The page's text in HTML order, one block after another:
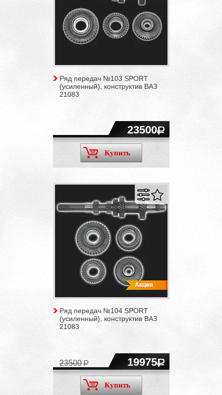
Ряд передач №103 SPORT
(усиленный), конструктив ВАЗ
21083
23500
Купить
Ряд передач №104 SPORT
(усиленный), конструктив ВАЗ
21083
19975
23500
Купить